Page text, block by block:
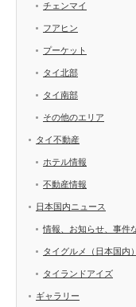
チェンマイ
フアヒン
プーケット
タイ北部
タイ南部
その他のエリア
タイ不動産
ホテル情報
不動産情報
日本国内ニュース
情報、お知らせ、事件
タイグルメ（日本国内）
タイランドアイズ
ギャラリー